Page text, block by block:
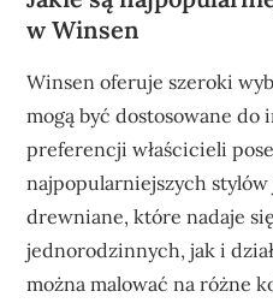
w Winsen
Winsen oferuje szeroki
mogą być dostosowane
preferencji właścicieli
najpopularniejszych
drewniane, które nadaje
jednorodzinnych, jak i
można malować na różne